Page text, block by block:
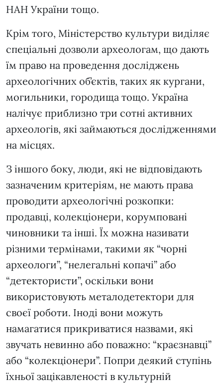
НАН України тощо.
Крім того, Міністерство культури виділяє
спеціальні дозволи археологам, що дають
їм право на проведення досліджень
археологічних об’єктів, таких як кургани,
могильники, городища тощо. Україна
налічує приблизно три сотні активних
археологів, які займаються дослідженнями
на місцях.
З іншого боку, люди, які не відповідають
зазначеним критеріям, не мають права
проводити археологічні розкопки:
продавці, колекціонери, корумповані
чиновники та інші. Їх можна називати
різними термінами, такими як “чорні
археологи”, “нелегальні копачі” або
“детектористи”, оскільки вони
використовують металодетектори для
своєї роботи. Іноді вони можуть
намагатися прикриватися назвами, які
звучать невинно або поважно: “краєзнавці”
або “колекціонери”. Попри деякий ступінь
їхньої зацікавленості в культурній